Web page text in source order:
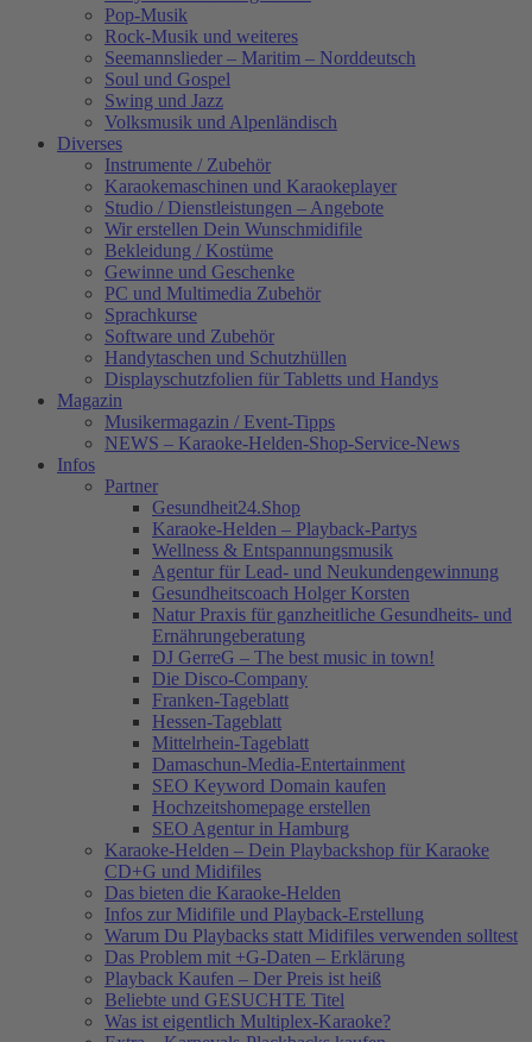
Pop-Musik
Rock-Musik und weiteres
Seemannslieder – Maritim – Norddeutsch
Soul und Gospel
Swing und Jazz
Volksmusik und Alpenländisch
Diverses
Instrumente / Zubehör
Karaokemaschinen und Karaokeplayer
Studio / Dienstleistungen – Angebote
Wir erstellen Dein Wunschmidifile
Bekleidung / Kostüme
Gewinne und Geschenke
PC und Multimedia Zubehör
Sprachkurse
Software und Zubehör
Handytaschen und Schutzhüllen
Displayschutzfolien für Tabletts und Handys
Magazin
Musikermagazin / Event-Tipps
NEWS – Karaoke-Helden-Shop-Service-News
Infos
Partner
Gesundheit24.Shop
Karaoke-Helden – Playback-Partys
Wellness & Entspannungsmusik
Agentur für Lead- und Neukundengewinnung
Gesundheitscoach Holger Korsten
Natur Praxis für ganzheitliche Gesundheits- und
Ernährungeberatung
DJ GerreG – The best music in town!
Die Disco-Company
Franken-Tageblatt
Hessen-Tageblatt
Mittelrhein-Tageblatt
Damaschun-Media-Entertainment
SEO Keyword Domain kaufen
Hochzeitshomepage erstellen
SEO Agentur in Hamburg
Karaoke-Helden – Dein Playbackshop für Karaoke
CD+G und Midifiles
Das bieten die Karaoke-Helden
Infos zur Midifile und Playback-Erstellung
Warum Du Playbacks statt Midifiles verwenden solltest
Das Problem mit +G-Daten – Erklärung
Playback Kaufen – Der Preis ist heiß
Beliebte und GESUCHTE Titel
Was ist eigentlich Multiplex-Karaoke?